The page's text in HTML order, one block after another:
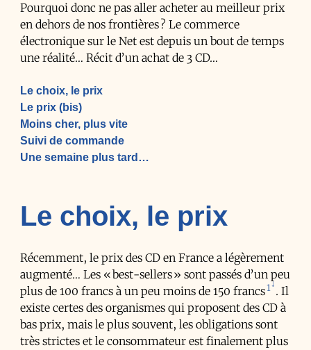
Pourquoi donc ne pas aller acheter au meilleur prix
en dehors de nos frontières ? Le commerce
électronique sur le Net est depuis un bout de temps
une réalité… Récit d’un achat de 3 CD…
Le choix, le prix
Le prix (bis)
Moins cher, plus vite
Suivi de commande
Une semaine plus tard…
Le choix, le prix
Récemment, le prix des CD en France a légèrement
augmenté… Les « best-sellers » sont passés d’un peu
plus de 100 francs à un peu moins de 150 francs1
. Il
existe certes des organismes qui proposent des CD à
bas prix, mais le plus souvent, les obligations sont
très strictes et le consommateur est finalement plus